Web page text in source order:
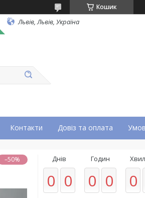
Кошик
Львів, Львів, Україна
Контакти Довіз та оплата
–50% Днів
0 0
Годин
0 0 0